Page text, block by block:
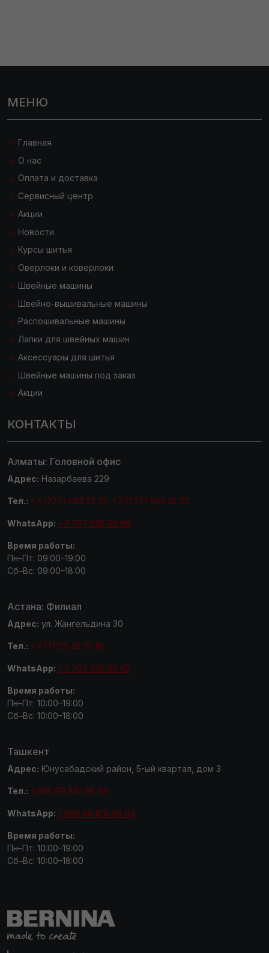
МЕНЮ
Главная
О нас
Оплата и доставка
Сервисный центр
Акции
Новости
Курсы шитья
Оверлоки и коверлоки
Швейные машины
Швейно-вышивальные машины
Распошивальные машины
Лапки для швейных машин
Аксессуары для шитья
Швейные машины под заказ
Акции
КОНТАКТЫ
Алматы: Головной офис
Адрес: Назарбаева 229
Тел.: +7 (727) 263 22 22, +7 (727) 263 32 22
WhatsApp: +7 747 628 06 98
Время работы:
Пн–Пт: 09:00–19:00
Сб–Вс: 09:00–18:00
Астана: Филиал
Адрес: ул. Жангельдина 30
Тел.: +7 (7172) 32 25 18
WhatsApp: +7 707 592 95 62
Время работы:
Пн–Пт: 10:00–19:00
Сб–Вс: 10:00–18:00
Ташкент
Адрес: Юнусабадский район, 5-ый квартал, дом 3
Тел.: +998 99 816 98 03
WhatsApp: +998 99 816 98 03
Время работы:
Пн–Пт: 10:00–19:00
Сб–Вс: 10:00–18:00